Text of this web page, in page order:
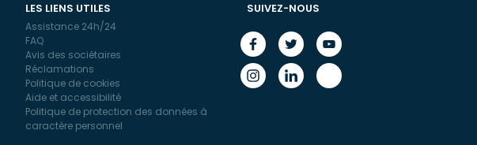
LES LIENS UTILES
Assistance 24h/24
FAQ
Avis des sociétaires
Réclamations
Politique de cookies
Aide et accessibilité
Politique de protection des données à
caractère personnel
SUIVEZ-NOUS
Facebook
(nouvelle
fenêtre)
Twitter
(nouvelle
fenêtre)
Youtube
(nouvelle
fenêtre)
Instagram
(nouvelle
Linkedin
(nouvelle
Lib
TV